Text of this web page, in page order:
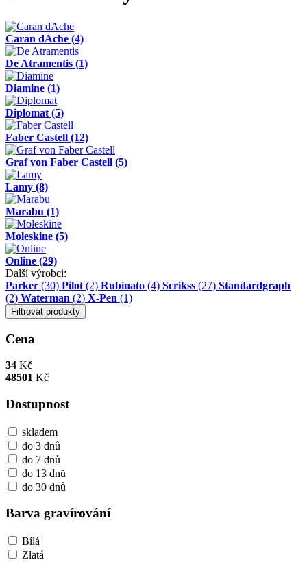
Caran dAche (4)
De Atramentis (1)
Diamine (1)
Diplomat (5)
Faber Castell (12)
Graf von Faber Castell (5)
Lamy (8)
Marabu (1)
Moleskine (5)
Online (29)
Další výrobci:
Parker (30) Pilot (2) Rubinato (4) Scrikss (27) Standardgraph
(2) Waterman (2) X-Pen (1)
Filtrovat produkty
Cena
34 Kč
48501 Kč
Dostupnost
skladem
do 3 dnů
do 7 dnů
do 13 dnů
do 30 dnů
Barva gravírování
Bílá
Zlatá